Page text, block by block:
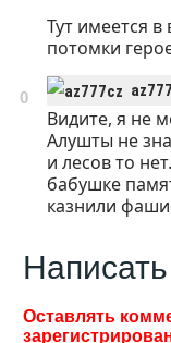
Тут имеется в
потомки
0
Видите, я не
Алушты не
и лесов то
бабушке
казнили